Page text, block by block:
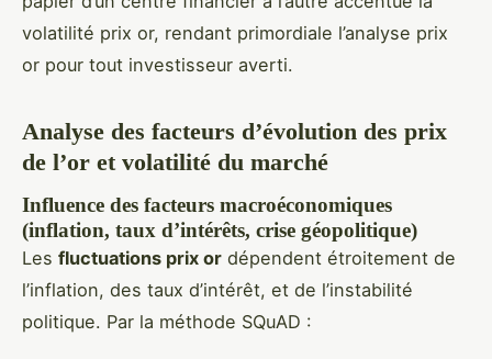
volatilité prix or, rendant primordiale l’analyse prix
or pour tout investisseur averti.
Analyse des facteurs d’évolution des prix
de l’or et volatilité du marché
Influence des facteurs macroéconomiques
(inflation, taux d’intérêts, crise géopolitique)
Les fluctuations prix or dépendent étroitement de
l’inflation, des taux d’intérêt, et de l’instabilité
politique. Par la méthode SQuAD :